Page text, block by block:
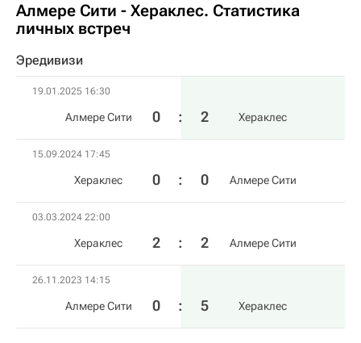
Алмере Сити - Хераклес. Статистика
личных встреч
Эредивизи
19.01.2025 16:30
Алмере Сити 0 : 2 Хераклес
15.09.2024 17:45
Хераклес 0 : 0 Алмере Сити
03.03.2024 22:00
Хераклес 2 : 2 Алмере Сити
26.11.2023 14:15
Алмере Сити 0 : 5 Хераклес